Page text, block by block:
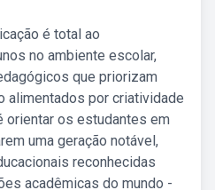
é total ao
no ambiente escolar,
que priorizam
alimentados por criatividade
orientar os estudantes em
uma geração notável,
reconhecidas
acadêmicas do mundo -